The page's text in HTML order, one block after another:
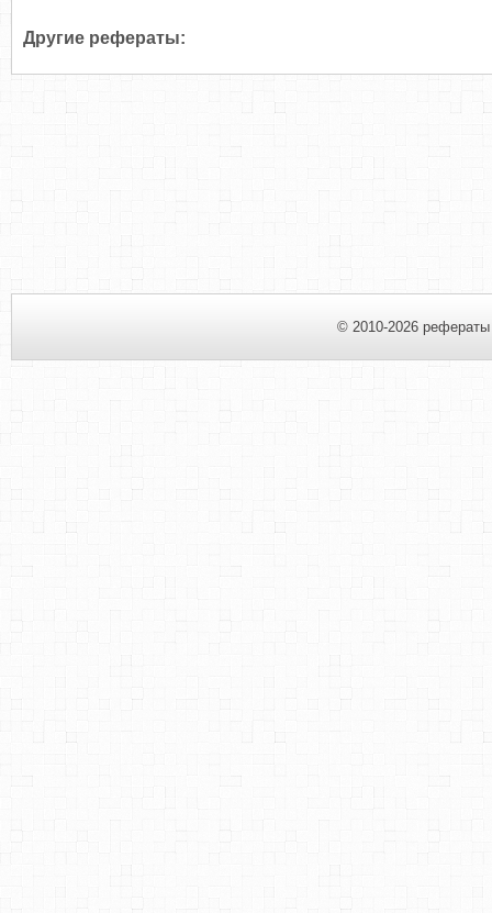
Другие рефераты:
© 2010-2026 рефераты